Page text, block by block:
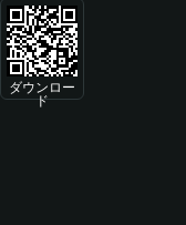
ダウンロー
ド